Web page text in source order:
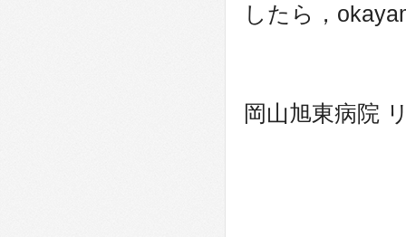
したら，
岡山旭東病院